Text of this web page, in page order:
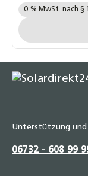
Ihre MwSt.
0 % MwSt. nach §
Unterstützung
06732 - 608 99